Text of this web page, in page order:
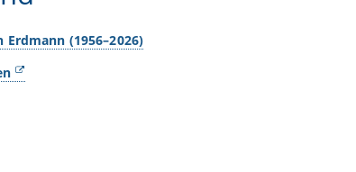
(1956–2026)